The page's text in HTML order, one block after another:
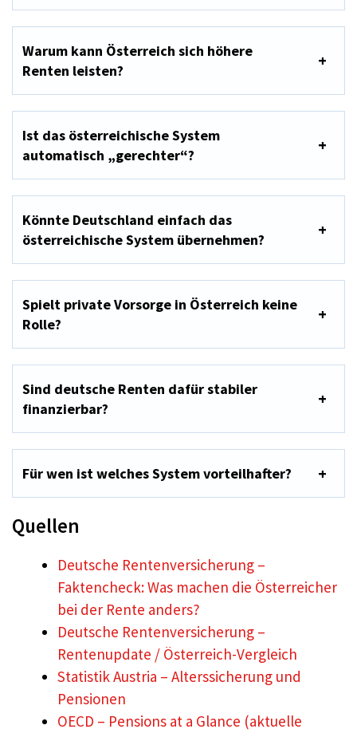
Warum kann Österreich sich höhere
Renten leisten?
Ist das österreichische System
automatisch „gerechter“?
Könnte Deutschland einfach das
österreichische System übernehmen?
Spielt private Vorsorge in Österreich keine
Rolle?
Sind deutsche Renten dafür stabiler
finanzierbar?
Für wen ist welches System vorteilhafter?
Quellen
Deutsche Rentenversicherung –
Faktencheck: Was machen die Österreicher
bei der Rente anders?
Deutsche Rentenversicherung –
Rentenupdate / Österreich-Vergleich
Statistik Austria – Alterssicherung und
Pensionen
OECD – Pensions at a Glance (aktuelle